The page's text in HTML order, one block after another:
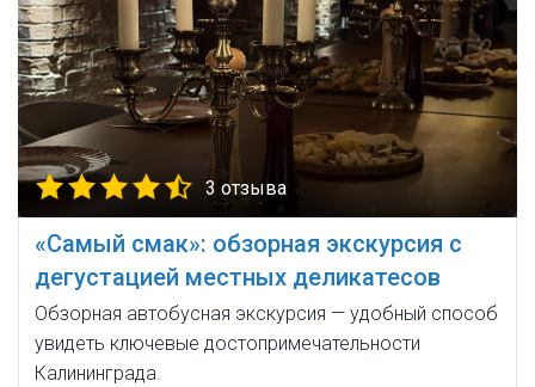
3 отзыва
«Самый смак»: обзорная экскурсия с
дегустацией местных деликатесов
Обзорная автобусная экскурсия — удобный способ
увидеть ключевые достопримечательности
Калининграда.